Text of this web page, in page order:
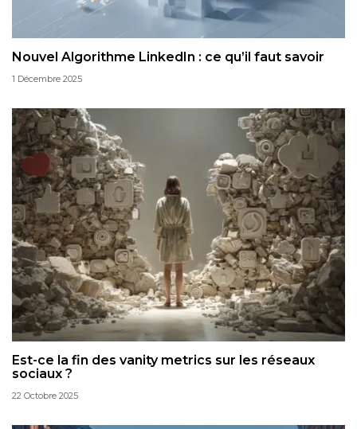
Nouvel Algorithme LinkedIn : ce qu’il faut savoir
1 Décembre 2025
Est-ce la fin des vanity metrics sur les réseaux
sociaux ?
22 Octobre 2025